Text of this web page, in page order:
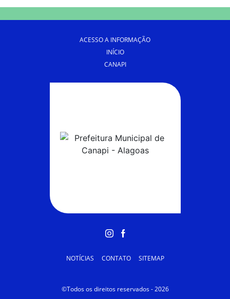
ACESSO A INFORMAÇÃO
INÍCIO
CANAPI
NOTÍCIAS CONTATO SITEMAP
©Todos os direitos reservados - 2026